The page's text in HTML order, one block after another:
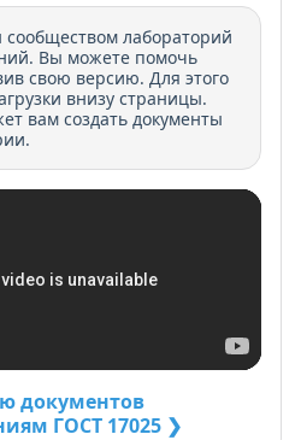
сообществом лабораторий
Вы можете помочь
свою версию. Для этого
внизу страницы.
вам создать документы
документов
ГОСТ 17025 ❯